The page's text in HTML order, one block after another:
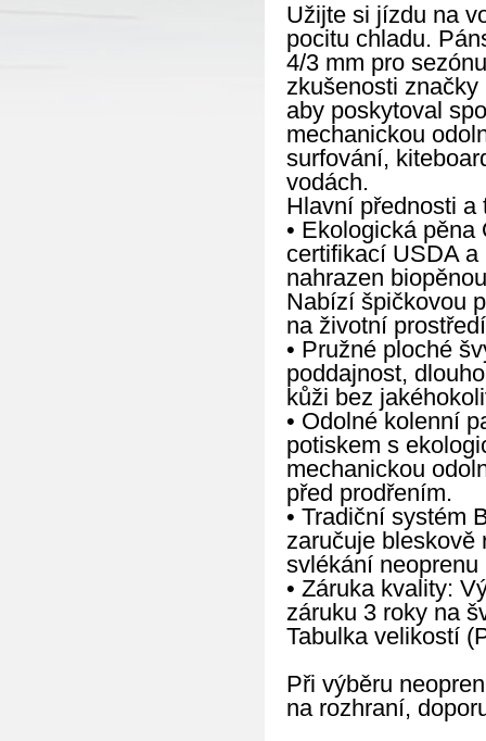
Užijte si jízdu na
pocitu chladu.
4/3 mm pro
zkušenosti
aby poskytoval
mechanickou
surfování,
vodách.
Hlavní přednosti a
• Ekologická
certifikací USDA
nahrazen
Nabízí špičkovou
na životní
• Pružné ploché
poddajnost,
kůži bez
• Odolné kolenní
potiskem s
mechanickou
před prodřením.
• Tradiční systém
zaručuje bleskově
svlékání
• Záruka kvality:
záruku 3 roky na
Tabulka velikostí
Při výběru
na rozhraní,